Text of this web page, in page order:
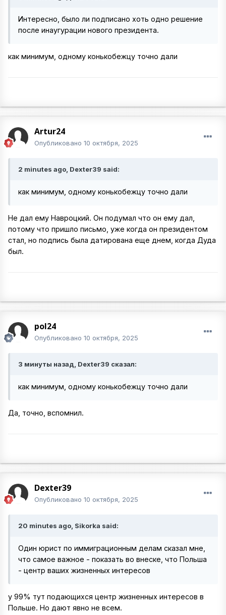
Интересно, было ли подписано хоть одно решение
после инаугурации нового президента.
как минимум, одному конькобежцу точно дали
Artur24
Опубликовано 10 октября, 2025
2 minutes ago, Dexter39 said:
как минимум, одному конькобежцу точно дали
Не дал ему Навроцкий. Он подумал что он ему дал,
потому что пришло письмо, уже когда он президентом
стал, но подпись была датирована еще днем, когда Дуда
был.
pol24
Опубликовано 10 октября, 2025
3 минуты назад, Dexter39 сказал:
как минимум, одному конькобежцу точно дали
Да, точно, вспомнил.
Dexter39
Опубликовано 10 октября, 2025
20 minutes ago, Sikorka said:
Один юрист по иммиграционным делам сказал мне,
что самое важное - показать во внеске, что Польша
- центр ваших жизненных интересов
у 99% тут подающихся центр жизненных интересов в
Польше. Но дают явно не всем.